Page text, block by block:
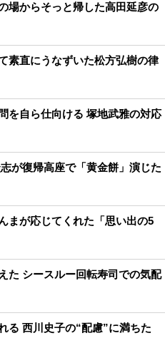
場からそっと帰した高田延彦の
素直にうなずいた松方弘樹の律
を自ら仕向ける 塚地武雅の対応
が復帰高座で「黄金餅」演じた
まが応じてくれた「思い出の5
た シースルー回転寿司での気配
る 西川史子の“配慮”に満ちた